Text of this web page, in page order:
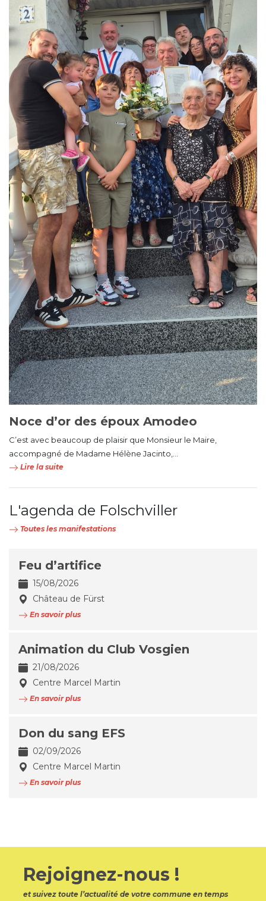
Noce d’or des époux Amodeo
C’est avec beaucoup de plaisir que Monsieur le Maire,
accompagné de Madame Hélène Jacinto,...
Lire la suite
L'agenda de Folschviller
Toutes les manifestations
Feu d’artifice
15/08/2026
Château de Fürst
En savoir plus
Animation du Club Vosgien
21/08/2026
Centre Marcel Martin
En savoir plus
Don du sang EFS
02/09/2026
Centre Marcel Martin
En savoir plus
Rejoignez-nous !
et suivez toute l’actualité de votre commune en temps